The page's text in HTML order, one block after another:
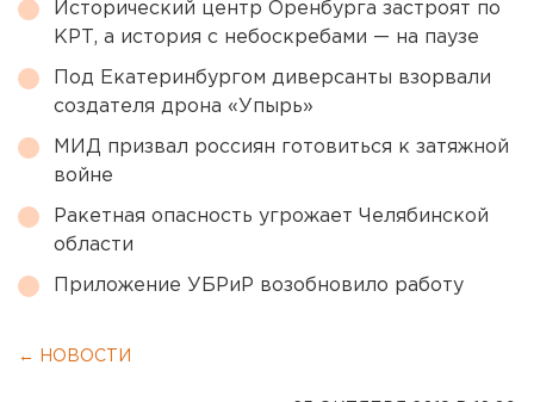
Исторический центр Оренбурга застроят по
КРТ, а история с небоскребами — на паузе
Под Екатеринбургом диверсанты взорвали
создателя дрона «Упырь»
МИД призвал россиян готовиться к затяжной
войне
Ракетная опасность угрожает Челябинской
области
Приложение УБРиР возобновило работу
← НОВОСТИ